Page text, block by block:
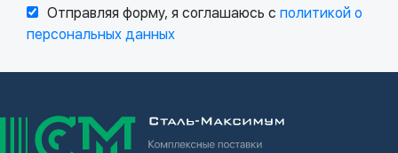
Отправляя форму, я соглашаюсь с политикой о
персональных данных